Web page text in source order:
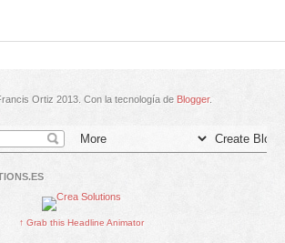
Ortiz 2013. Con la tecnología de Blogger.
↑ Grab this Headline Animator